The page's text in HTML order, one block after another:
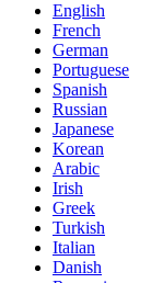
English
French
German
Portuguese
Spanish
Russian
Japanese
Korean
Arabic
Irish
Greek
Turkish
Italian
Danish